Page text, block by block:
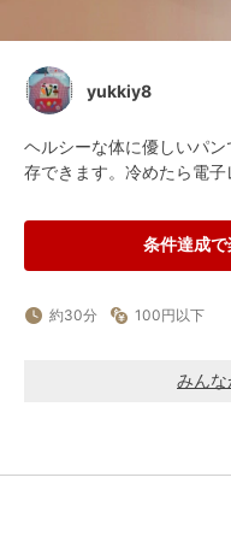
yukkiy8
ヘルシーな体に優しいパ
存できます。冷めたら電子
条件達成で
約30分 100円以下
みん